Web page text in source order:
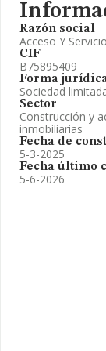
Razón social
Acceso Y
CIF
B75895409
Forma
Sociedad
Sector
Construcción y
inmobiliarias
Fecha de
5-3-2025
Fecha último
5-6-2026